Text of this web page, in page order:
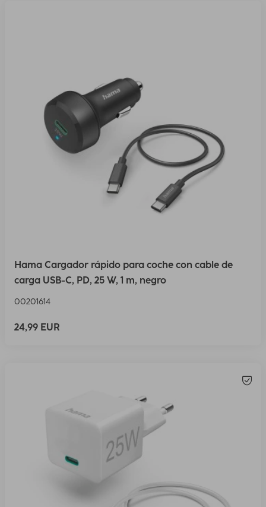
Hama Cargador rápido para coche con cable de
carga USB-C, PD, 25 W, 1 m, negro
00201614
24,99 EUR